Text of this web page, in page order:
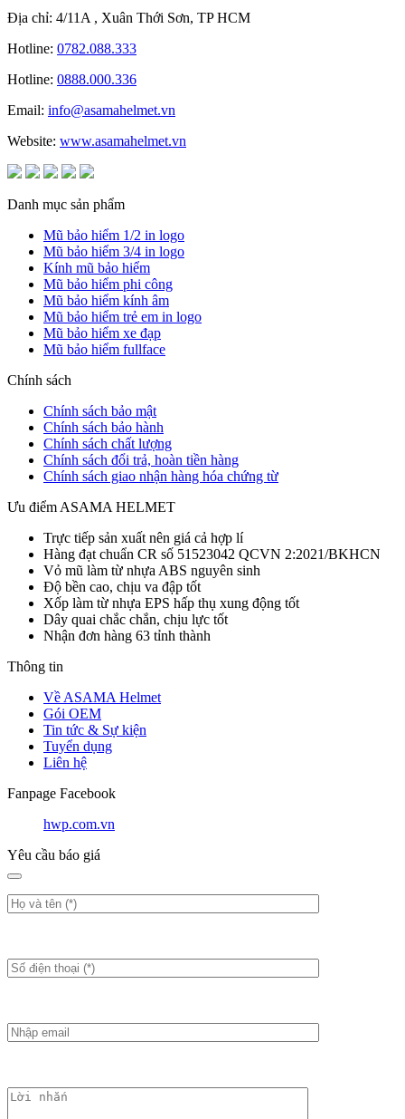
Địa chỉ: 4/11A , Xuân Thới Sơn, TP HCM
Hotline: 0782.088.333
Hotline: 0888.000.336
Email: info@asamahelmet.vn
Website: www.asamahelmet.vn
Danh mục sản phẩm
Mũ bảo hiểm 1/2 in logo
Mũ bảo hiểm 3/4 in logo
Kính mũ bảo hiểm
Mũ bảo hiểm phi công
Mũ bảo hiểm kính âm
Mũ bảo hiểm trẻ em in logo
Mũ bảo hiểm xe đạp
Mũ bảo hiểm fullface
Chính sách
Chính sách bảo mật
Chính sách bảo hành
Chính sách chất lượng
Chính sách đổi trả, hoàn tiền hàng
Chính sách giao nhận hàng hóa chứng từ
Ưu điểm ASAMA HELMET
Trực tiếp sản xuất nên giá cả hợp lí
Hàng đạt chuẩn CR số 51523042 QCVN 2:2021/BKHCN
Vỏ mũ làm từ nhựa ABS nguyên sinh
Độ bền cao, chịu va đập tốt
Xốp làm từ nhựa EPS hấp thụ xung động tốt
Dây quai chắc chắn, chịu lực tốt
Nhận đơn hàng 63 tỉnh thành
Thông tin
Về ASAMA Helmet
Gói OEM
Tin tức & Sự kiện
Tuyển dụng
Liên hệ
Fanpage Facebook
hwp.com.vn
Yêu cầu báo giá